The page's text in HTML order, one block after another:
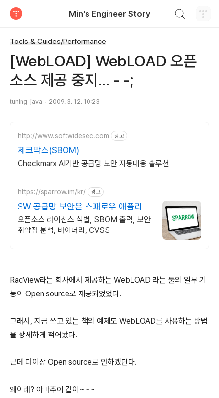
Min's Engineer Story
Tools & Guides/Performance
[WebLOAD] WebLOAD 오픈
소스 제공 중지... - -;
tuning-java 2009. 3. 12. 10:23
http://www.softwidesec.com 광고
체크막스(SBOM)
Checkmarx AI기반 공급망 보안 자동대응 솔루션
https://sparrow.im/kr/ 광고
SW 공급망 보안은 스패로우 애플리케
이션 보안 전문 기업
오픈소스 라이선스 식별, SBOM 출력, 보안
취약점 분석, 바이너리, CVSS
RadView라는 회사에서 제공하는 WebLOAD 라는 툴의 일부 기
능이 Open source로 제공되었었다.
그래서, 지금 쓰고 있는 책의 예제도 WebLOAD를 사용하는 방법
을 상세하게 적어놨다.
근데 더이상 Open source로 안하겠단다.
왜이래? 아마추어 같이~~~